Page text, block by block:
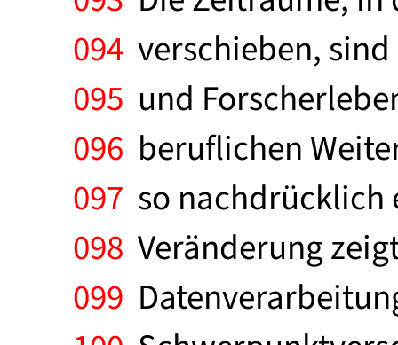
094 verschieben,
095 und
096 beruflichen
097 so nachdrücklich
098 Veränderung
099